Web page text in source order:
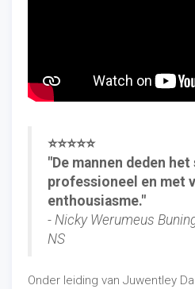
⭐⭐⭐⭐⭐
"De mannen deden
professioneel en met
enthousiasme."
- Nicky Werumeus
NS
Onder leiding van Juwentley